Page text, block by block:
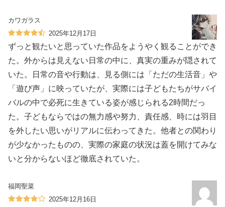
カワガラス
2025年12月17日
ずっと観たいと思っていた作品をようやく観ることができ
た。外からは見えない日常の中に、真実の重みが隠されて
いた。日常の音や行動は、見る側には「ただの生活音」や
「遊び声」に映っていたが、実際には子どもたちがサバイ
バルの中で必死に生きている姿が感じられる2時間だっ
た。子どもならではの無力感や努力、責任感、時には羽目
を外したい思いがリアルに伝わってきた。他者との関わり
が少なかったものの、実際の家庭の状況は蓋を開けてみな
いと分からないほど徹底されていた。
福岡聖菜
2025年12月16日